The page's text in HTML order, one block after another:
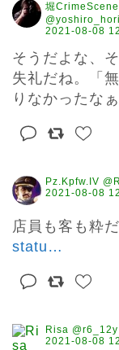
堀
@yoshiro_hori
2021-08-08
そうだよな、
失礼だね。「
りなかったな
Pz.Kpfw.IV
2021-08-08
店員も客も粋
statu …
Risa @r6_12y
2021-08-08